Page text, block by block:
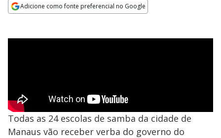
Adicione como fonte preferencial no Google
Todas as 24 escolas de samba da cidade de
Manaus vão receber verba do governo do